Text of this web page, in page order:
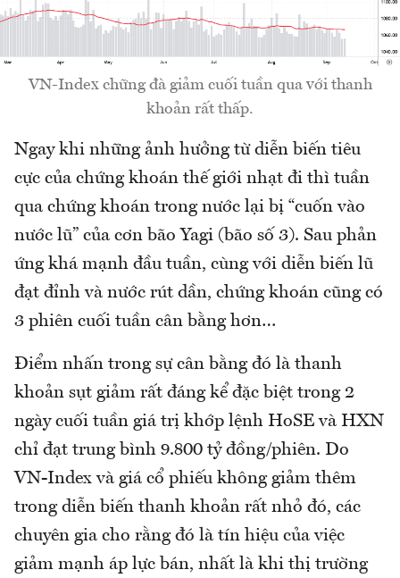
VN-Index chững đà giảm cuối tuần qua với thanh
khoản rất thấp.
Ngay khi những ảnh hưởng từ diễn biến tiêu
cực của chứng khoán thế giới nhạt đi thì tuần
qua chứng khoán trong nước lại bị “cuốn vào
nước lũ” của cơn bão Yagi (bão số 3). Sau phản
ứng khá mạnh đầu tuần, cùng với diễn biến lũ
đạt đỉnh và nước rút dần, chứng khoán cũng có
3 phiên cuối tuần cân bằng hơn…
Điểm nhấn trong sự cân bằng đó là thanh
khoản sụt giảm rất đáng kể đặc biệt trong 2
ngày cuối tuần giá trị khớp lệnh HoSE và HXN
chỉ đạt trung bình 9.800 tỷ đồng/phiên. Do
VN-Index và giá cổ phiếu không giảm thêm
trong diễn biến thanh khoản rất nhỏ đó, các
chuyên gia cho rằng đó là tín hiệu của việc
giảm mạnh áp lực bán, nhất là khi thị trường